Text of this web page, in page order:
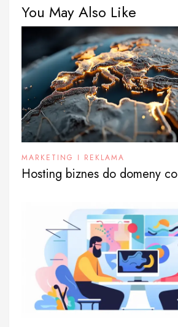
You May Also Like
MARKETING I REKLAMA
Hosting biznes do domeny